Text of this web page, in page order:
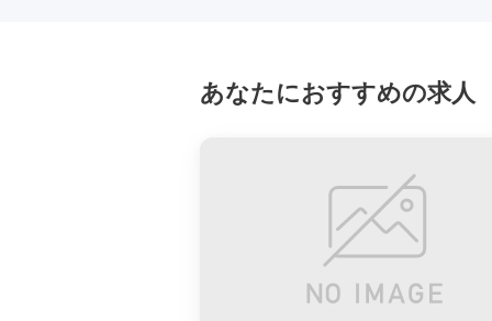
あなたにおすすめの求人